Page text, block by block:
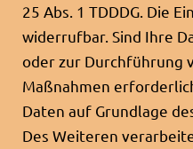
25 Abs. 1 TDDDG. Die
widerrufbar. Sind Ihre
oder zur Durchführung
Maßnahmen
Daten auf Grundlage
Des Weiteren